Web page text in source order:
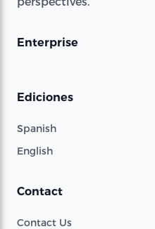
Enterprise
Ediciones
Spanish
English
Contact
Contact Us